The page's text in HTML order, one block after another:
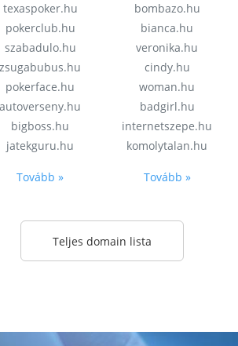
texaspoker.hu
pokerclub.hu
szabadulo.hu
zsugabubus.hu
pokerface.hu
autoverseny.hu
bigboss.hu
jatekguru.hu
Tovább »
bombazo.hu
bianca.hu
veronika.hu
cindy.hu
woman.hu
badgirl.hu
internetszepe.hu
komolytalan.hu
Tovább »
Teljes domain lista